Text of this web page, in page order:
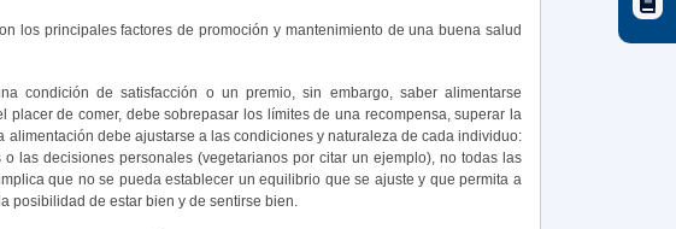
los principales factores de promoción y mantenimiento de una buena salud
condición de satisfacción o un premio, sin embargo, saber alimentarse
de comer, debe sobrepasar los límites de una recompensa, superar la
debe ajustarse a las condiciones y naturaleza de cada individuo:
las decisiones personales (vegetarianos por citar un ejemplo), no todas las
que no se pueda establecer un equilibrio que se ajuste y que permita a
posibilidad de estar bien y de sentirse bien.